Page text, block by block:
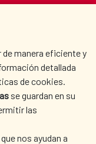
de manera eficiente y
detallada
de cookies.
se guardan en su
las
que nos ayudan a
WE COOPERATE?
PRESS ROOM
LIBRARY